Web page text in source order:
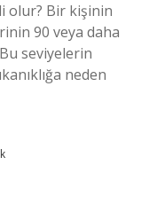
olur? Bir kişinin
90 veya daha
seviyelerin
neden